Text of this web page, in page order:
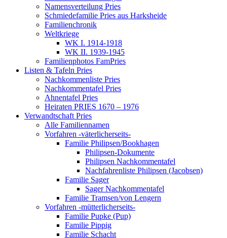
Namensverteilung Pries
Schmiedefamilie Pries aus Harksheide
Familienchronik
Weltkriege
WK I. 1914-1918
WK II. 1939-1945
Familienphotos FamPries
Listen & Tafeln Pries
Nachkommenliste Pries
Nachkommentafel Pries
Ahnentafel Pries
Heiraten PRIES 1670 – 1976
Verwandtschaft Pries
Alle Familiennamen
Vorfahren -väterlicherseits-
Familie Philipsen/Bookhagen
Philipsen-Dokumente
Philipsen Nachkommentafel
Nachfahrenliste Philipsen (Jacobsen)
Familie Sager
Sager Nachkommentafel
Familie Tramsen/von Lengern
Vorfahren -mütterlicherseits-
Familie Pupke (Pup)
Familie Pippig
Familie Schacht